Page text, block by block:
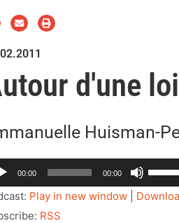
d'une
Huisman-
00:00 00:00
les
Play in new window|
RSS